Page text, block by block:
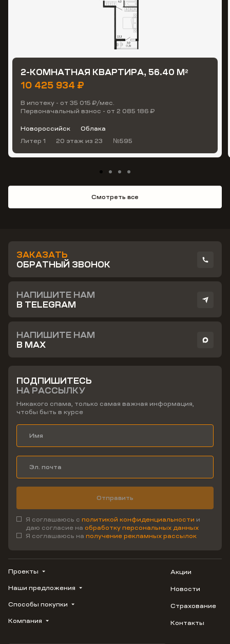
2-КОМНАТНАЯ КВАРТИРА, 56.40 М2
10 425 934 ₽
В ипотеку - от 35 015 ₽/мес.
Первоначальный взнос - от 2 085 186 ₽
Новороссийск
Облака
Литер 1
20 этаж из 23 №595
Смотреть все
ЗАКАЗАТЬ
ОБРАТНЫЙ ЗВОНОК
НАПИШИТЕ НАМ
В TELEGRAM
НАПИШИТЕ НАМ
В MAX
ПОДПИШИТЕСЬ
НА РАССЫЛКУ
Никакого спама, только самая важная информация,
чтобы быть в курсе
Отправить
Я соглашаюсь с политикой конфиденциальности и
даю согласие на обработку персональных данных
Я соглашаюсь на получение рекламных рассылок
Проекты
ВЕРН
1799
Наши предложения
Купить квартиру
Студию
Способы покупки
Трейд-ин
Компания
Акции
Новости
Страхование
Контакты